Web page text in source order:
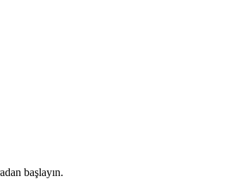
başlayın.